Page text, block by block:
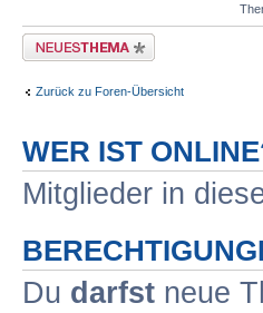
Neues Thema erstellen
Zurück zu Foren-Übersicht
WER IST
Mitglieder in
Du darfst neue